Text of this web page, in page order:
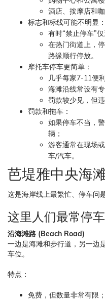
酒店、按摩店和
标志和标线可能不明显：
有时“禁止停车”
在热门街道上，
路缘顺行停放。
摩托车停车更简单：
几乎每家7-11便
海滩沿线常设有
罚款较少见，但
罚款和拖车：
如果停车不当，
辆；
游客通常在现场
车/汽车。
芭堤雅中央海
这是海岸线上最繁忙、停车问
这里人们最常停
沿海滩路 (Beach Road)
一边是海滩和步行道，另一边
车位。
特点：
免费，但数量非常有限；